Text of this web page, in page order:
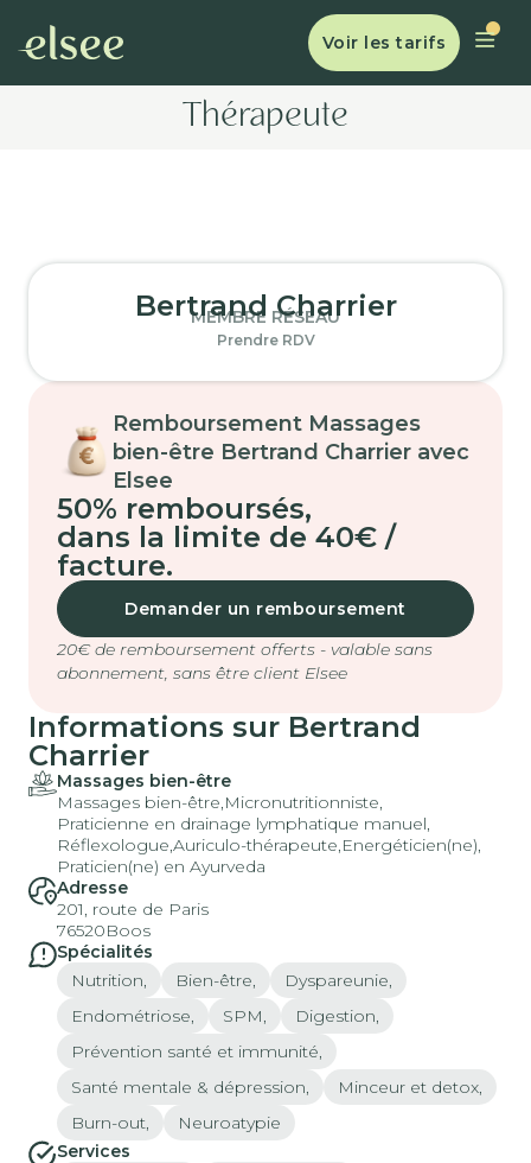
Voir les tarifs
Thérapeute
Bertrand Charrier
MEMBRE RÉSEAU
Prendre RDV
Remboursement Massages
bien-être Bertrand Charrier avec
Elsee
50% remboursés,
dans la limite de 40€ /
facture.
Demander un remboursement
20€ de remboursement offerts - valable sans
abonnement, sans être client Elsee
Informations sur Bertrand
Charrier
Massages bien-être
Massages bien-être,Micronutritionniste,
Praticienne en drainage lymphatique manuel,
Réflexologue,Auriculo-thérapeute,Energéticien(ne),
Praticien(ne) en Ayurveda
Adresse
201, route de Paris
76520Boos
Spécialités
Nutrition,
Bien-être,
Dyspareunie,
Endométriose,
SPM,
Digestion,
Prévention santé et immunité,
Santé mentale & dépression,
Minceur et detox,
Burn-out,
Neuroatypie
Services